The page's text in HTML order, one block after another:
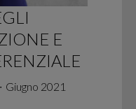
E
∙ Giugno 2021